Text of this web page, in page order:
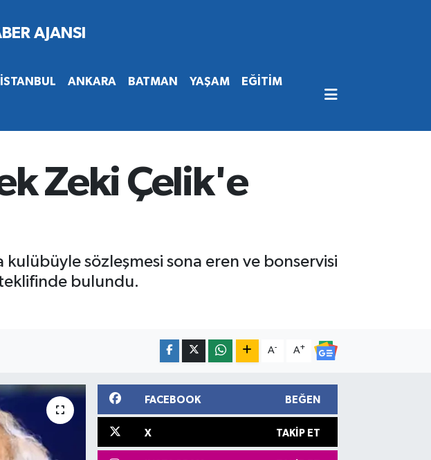
İSTANBUL ANKARA BATMAN YAŞAM EĞİTİM
Zeki Çelik'e
kulübüyle sözleşmesi sona eren ve bonservisi
bulundu.
A- A+
FACEBOOK BEĞEN
X TAKIP ET